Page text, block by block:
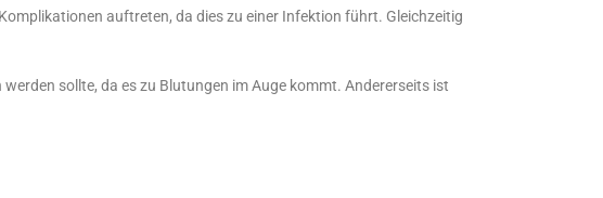
auftreten, da dies zu einer Infektion führt. Gleichzeitig
sollte, da es zu Blutungen im Auge kommt. Andererseits ist